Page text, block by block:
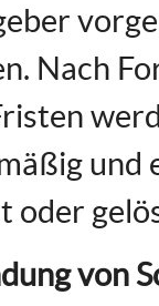
Nach
und
oder
von